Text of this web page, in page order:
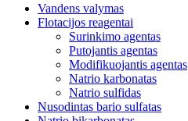
Vandens valymas
Flotacijos reagentai
Surinkimo agentas
Putojantis agentas
Modifikuojantis agentas
Natrio karbonatas
Natrio sulfidas
Nusodintas bario sulfatas